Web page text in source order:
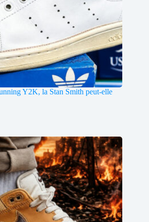
Y2K, la Stan Smith peut-elle